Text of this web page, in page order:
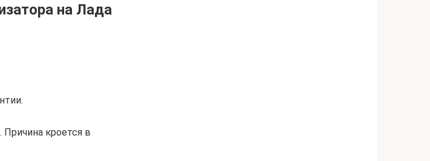
на Лада
Причина кроется в